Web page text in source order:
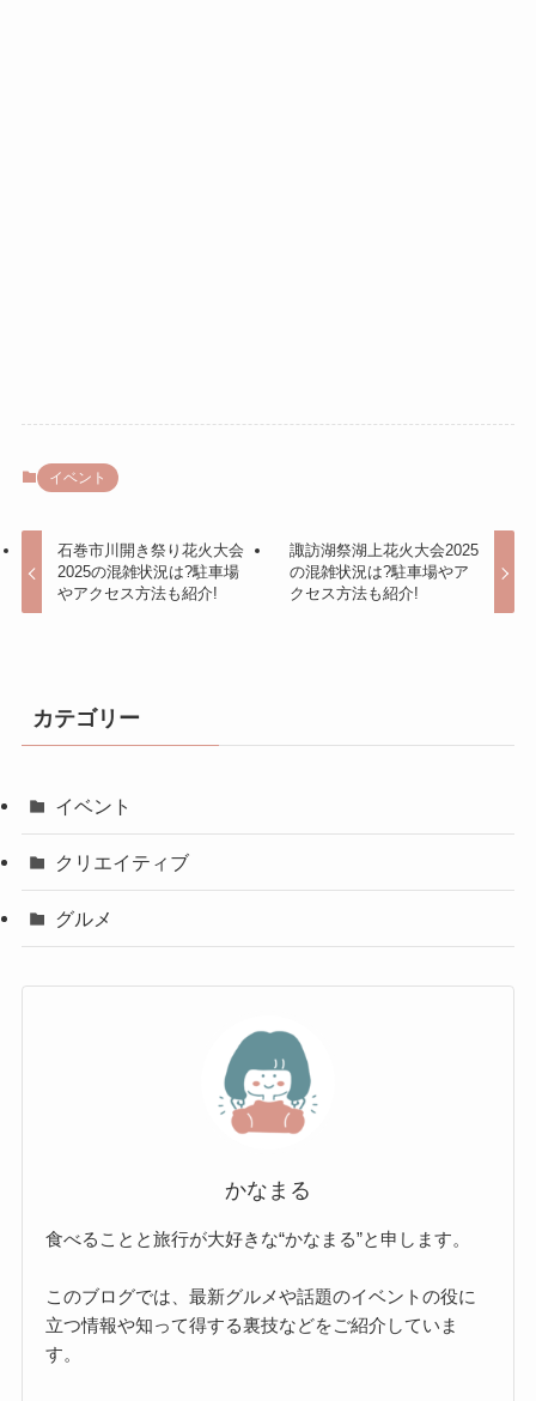
イベント
石巻市川開き祭り花火大会
2025の混雑状況は?駐車場
やアクセス方法も紹介!
諏訪湖祭湖上花火大会2025
の混雑状況は?駐車場やア
クセス方法も紹介!
カテゴリー
イベント
クリエイティブ
グルメ
かなまる
食べることと旅行が大好きな“かなまる”と申します。
このブログでは、最新グルメや話題のイベントの役に
立つ情報や知って得する裏技などをご紹介していま
す。